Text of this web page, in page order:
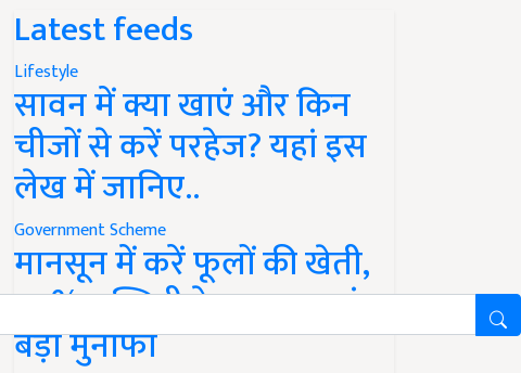
Latest feeds
Lifestyle
सावन में क्या खाएं और किन
चीजों से करें परहेज? यहां इस
लेख में जानिए..
Government Scheme
मानसून में करें फूलों की खेती,
50% सब्सिडी के साथ कमाएं
बड़ा मुनाफा